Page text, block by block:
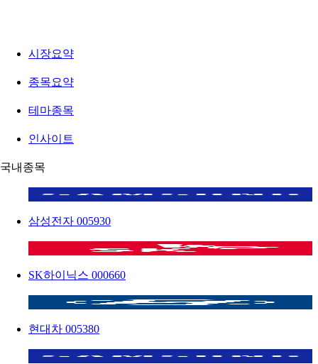
시장요약
종목요약
테마종목
인사이트
국내종목
삼성전자 005930
SK하이닉스 000660
현대차 005380